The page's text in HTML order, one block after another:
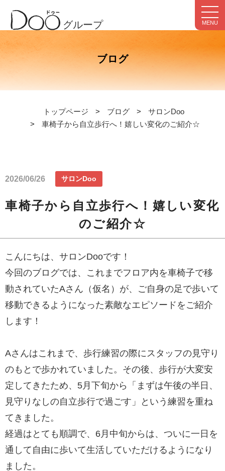
グループ MENU
ブログ
トップページ ブログ
サロンDoo
車椅子から自立歩行へ！嬉しい変化のご紹介☆
2026/06/26 サロンDoo
車椅子から自立歩行へ！嬉しい変化
のご紹介☆
こんにちは、サロンDooです！
今回のブログでは、これまでフロア内を車椅子で移
動されていたAさん（仮名）が、ご自身の足で歩いて
移動できるようになった素敵なエピソードをご紹介
します！
Aさんはこれまで、歩行練習の際にスタッフの見守り
のもとで歩かれていました。その後、歩行が大変安
定してきたため、5月下旬から「まずは午後の半日、
見守りなしの自立歩行で過ごす」という練習を重ね
てきました。
経過はとても順調で、6月中旬からは、ついに一日を
通して自由に歩いて生活していただけるようになり
ました。